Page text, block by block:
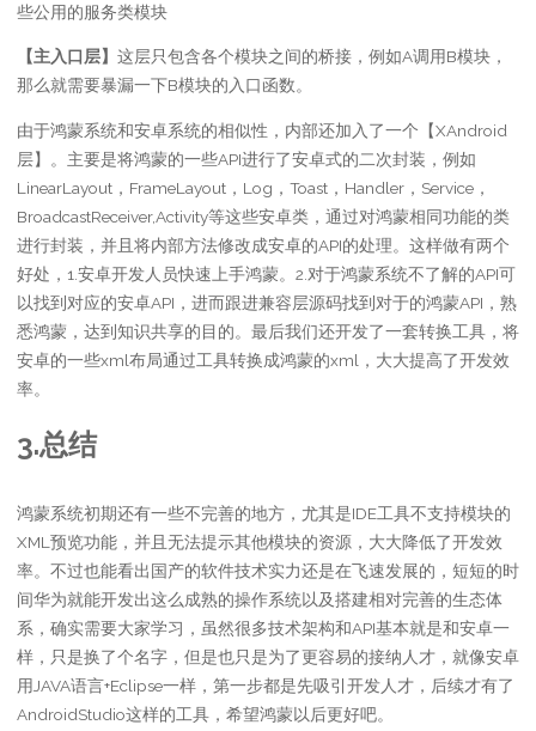
些公用的服务类模块
【主入口层】 这层只包含各个模块之间的桥接，例如A调用B模块，
那么就需要暴漏一下B模块的入口函数。
由于鸿蒙系统和安卓系统的相似性，内部还加入了一个【XAndroid
层】。主要是将鸿蒙的一些API进行了安卓式的二次封装，例如
LinearLayout，FrameLayout，Log，Toast，Handler，Service，
BroadcastReceiver,Activity等这些安卓类，通过对鸿蒙相同功能的类
进行封装，并且将内部方法修改成安卓的API的处理。这样做有两个
好处，1.安卓开发人员快速上手鸿蒙。2.对于鸿蒙系统不了解的API可
以找到对应的安卓API，进而跟进兼容层源码找到对于的鸿蒙API，熟
悉鸿蒙，达到知识共享的目的。最后我们还开发了一套转换工具，将
安卓的一些xml布局通过工具转换成鸿蒙的xml，大大提高了开发效
率。
3.总结
鸿蒙系统初期还有一些不完善的地方，尤其是IDE工具不支持模块的
XML预览功能，并且无法提示其他模块的资源，大大降低了开发效
率。不过也能看出国产的软件技术实力还是在飞速发展的，短短的时
间华为就能开发出这么成熟的操作系统以及搭建相对完善的生态体
系，确实需要大家学习，虽然很多技术架构和API基本就是和安卓一
样，只是换了个名字，但是也只是为了更容易的接纳人才，就像安卓
用JAVA语言+Eclipse一样，第一步都是先吸引开发人才，后续才有了
AndroidStudio这样的工具，希望鸿蒙以后更好吧。